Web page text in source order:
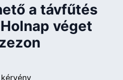
a távfűtés
véget
kérvény